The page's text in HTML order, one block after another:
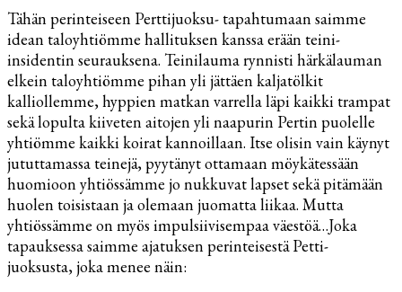
Tähän perinteiseen Perttijuoksu- tapahtumaan saimme
idean taloyhtiömme hallituksen kanssa erään teini-
insidentin seurauksena. Teinilauma rynnisti härkälauman
elkein taloyhtiömme pihan yli jättäen kaljatölkit
kalliollemme, hyppien matkan varrella läpi kaikki trampat
sekä lopulta kiiveten aitojen yli naapurin Pertin puolelle
yhtiömme kaikki koirat kannoillaan. Itse olisin vain käynyt
jututtamassa teinejä, pyytänyt ottamaan möykätessään
huomioon yhtiössämme jo nukkuvat lapset sekä pitämään
huolen toisistaan ja olemaan juomatta liikaa. Mutta
yhtiössämme on myös impulsiivisempaa väestöä…Joka
tapauksessa saimme ajatuksen perinteisestä Petti-
juoksusta, joka menee näin: